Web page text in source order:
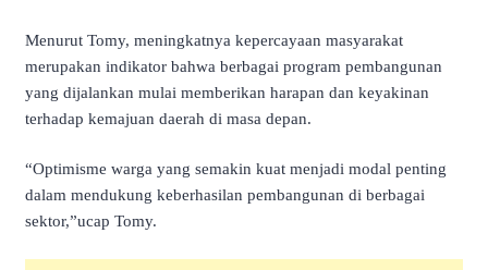
Menurut Tomy, meningkatnya kepercayaan masyarakat
merupakan indikator bahwa berbagai program pembangunan
yang dijalankan mulai memberikan harapan dan keyakinan
terhadap kemajuan daerah di masa depan.
“Optimisme warga yang semakin kuat menjadi modal penting
dalam mendukung keberhasilan pembangunan di berbagai
sektor,”ucap Tomy.